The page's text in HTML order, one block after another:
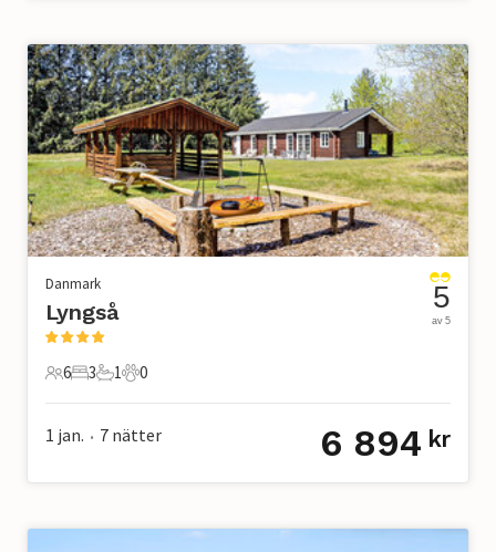
Danmark
Lyngså
6 Gäster
6
3 Sovrum
3
1 Badrum
1
0 Husdjur
0
5
av 5
1 jan. • 7 nätter 6 894 kr